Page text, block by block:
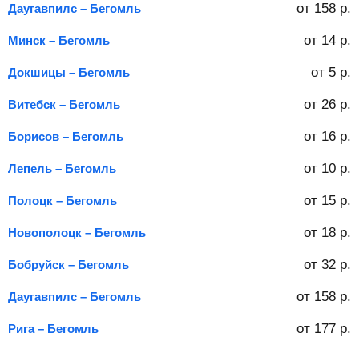
Даугавпилс – Бегомль от 158 р.
Минск – Бегомль от 14 р.
Докшицы – Бегомль от 5 р.
Витебск – Бегомль от 26 р.
Борисов – Бегомль от 16 р.
Лепель – Бегомль от 10 р.
Полоцк – Бегомль от 15 р.
Новополоцк – Бегомль от 18 р.
Бобруйск – Бегомль от 32 р.
Даугавпилс – Бегомль от 158 р.
Рига – Бегомль от 177 р.